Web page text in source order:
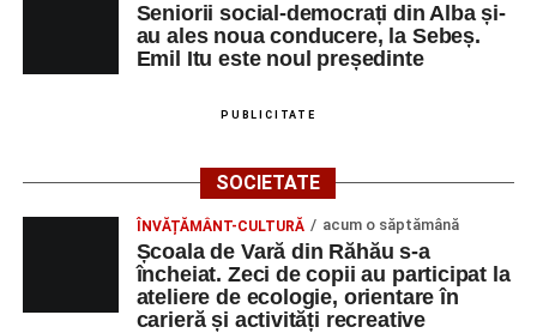
Seniorii social-democrați din Alba și-
au ales noua conducere, la Sebeș.
Emil Itu este noul președinte
PUBLICITATE
SOCIETATE
ÎNVĂȚĂMÂNT-CULTURĂ acum o săptămână
Școala de Vară din Răhău s-a
încheiat. Zeci de copii au participat la
ateliere de ecologie, orientare în
carieră și activități recreative